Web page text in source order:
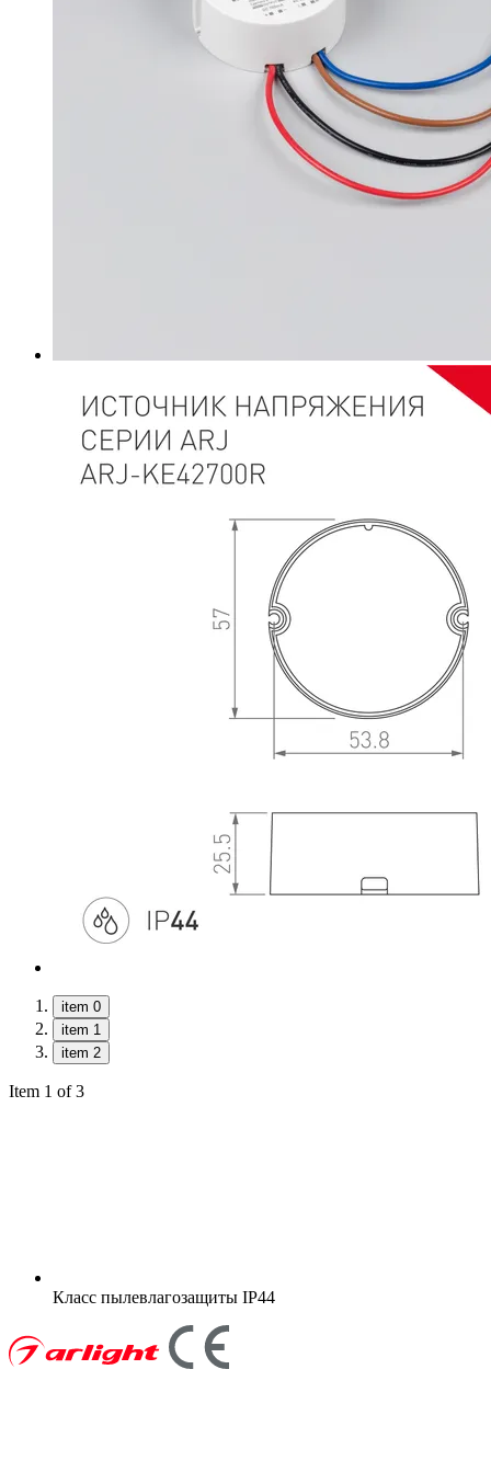
item 0
item 1
item 2
Item 1 of 3
Класс пылевлагозащиты IP44